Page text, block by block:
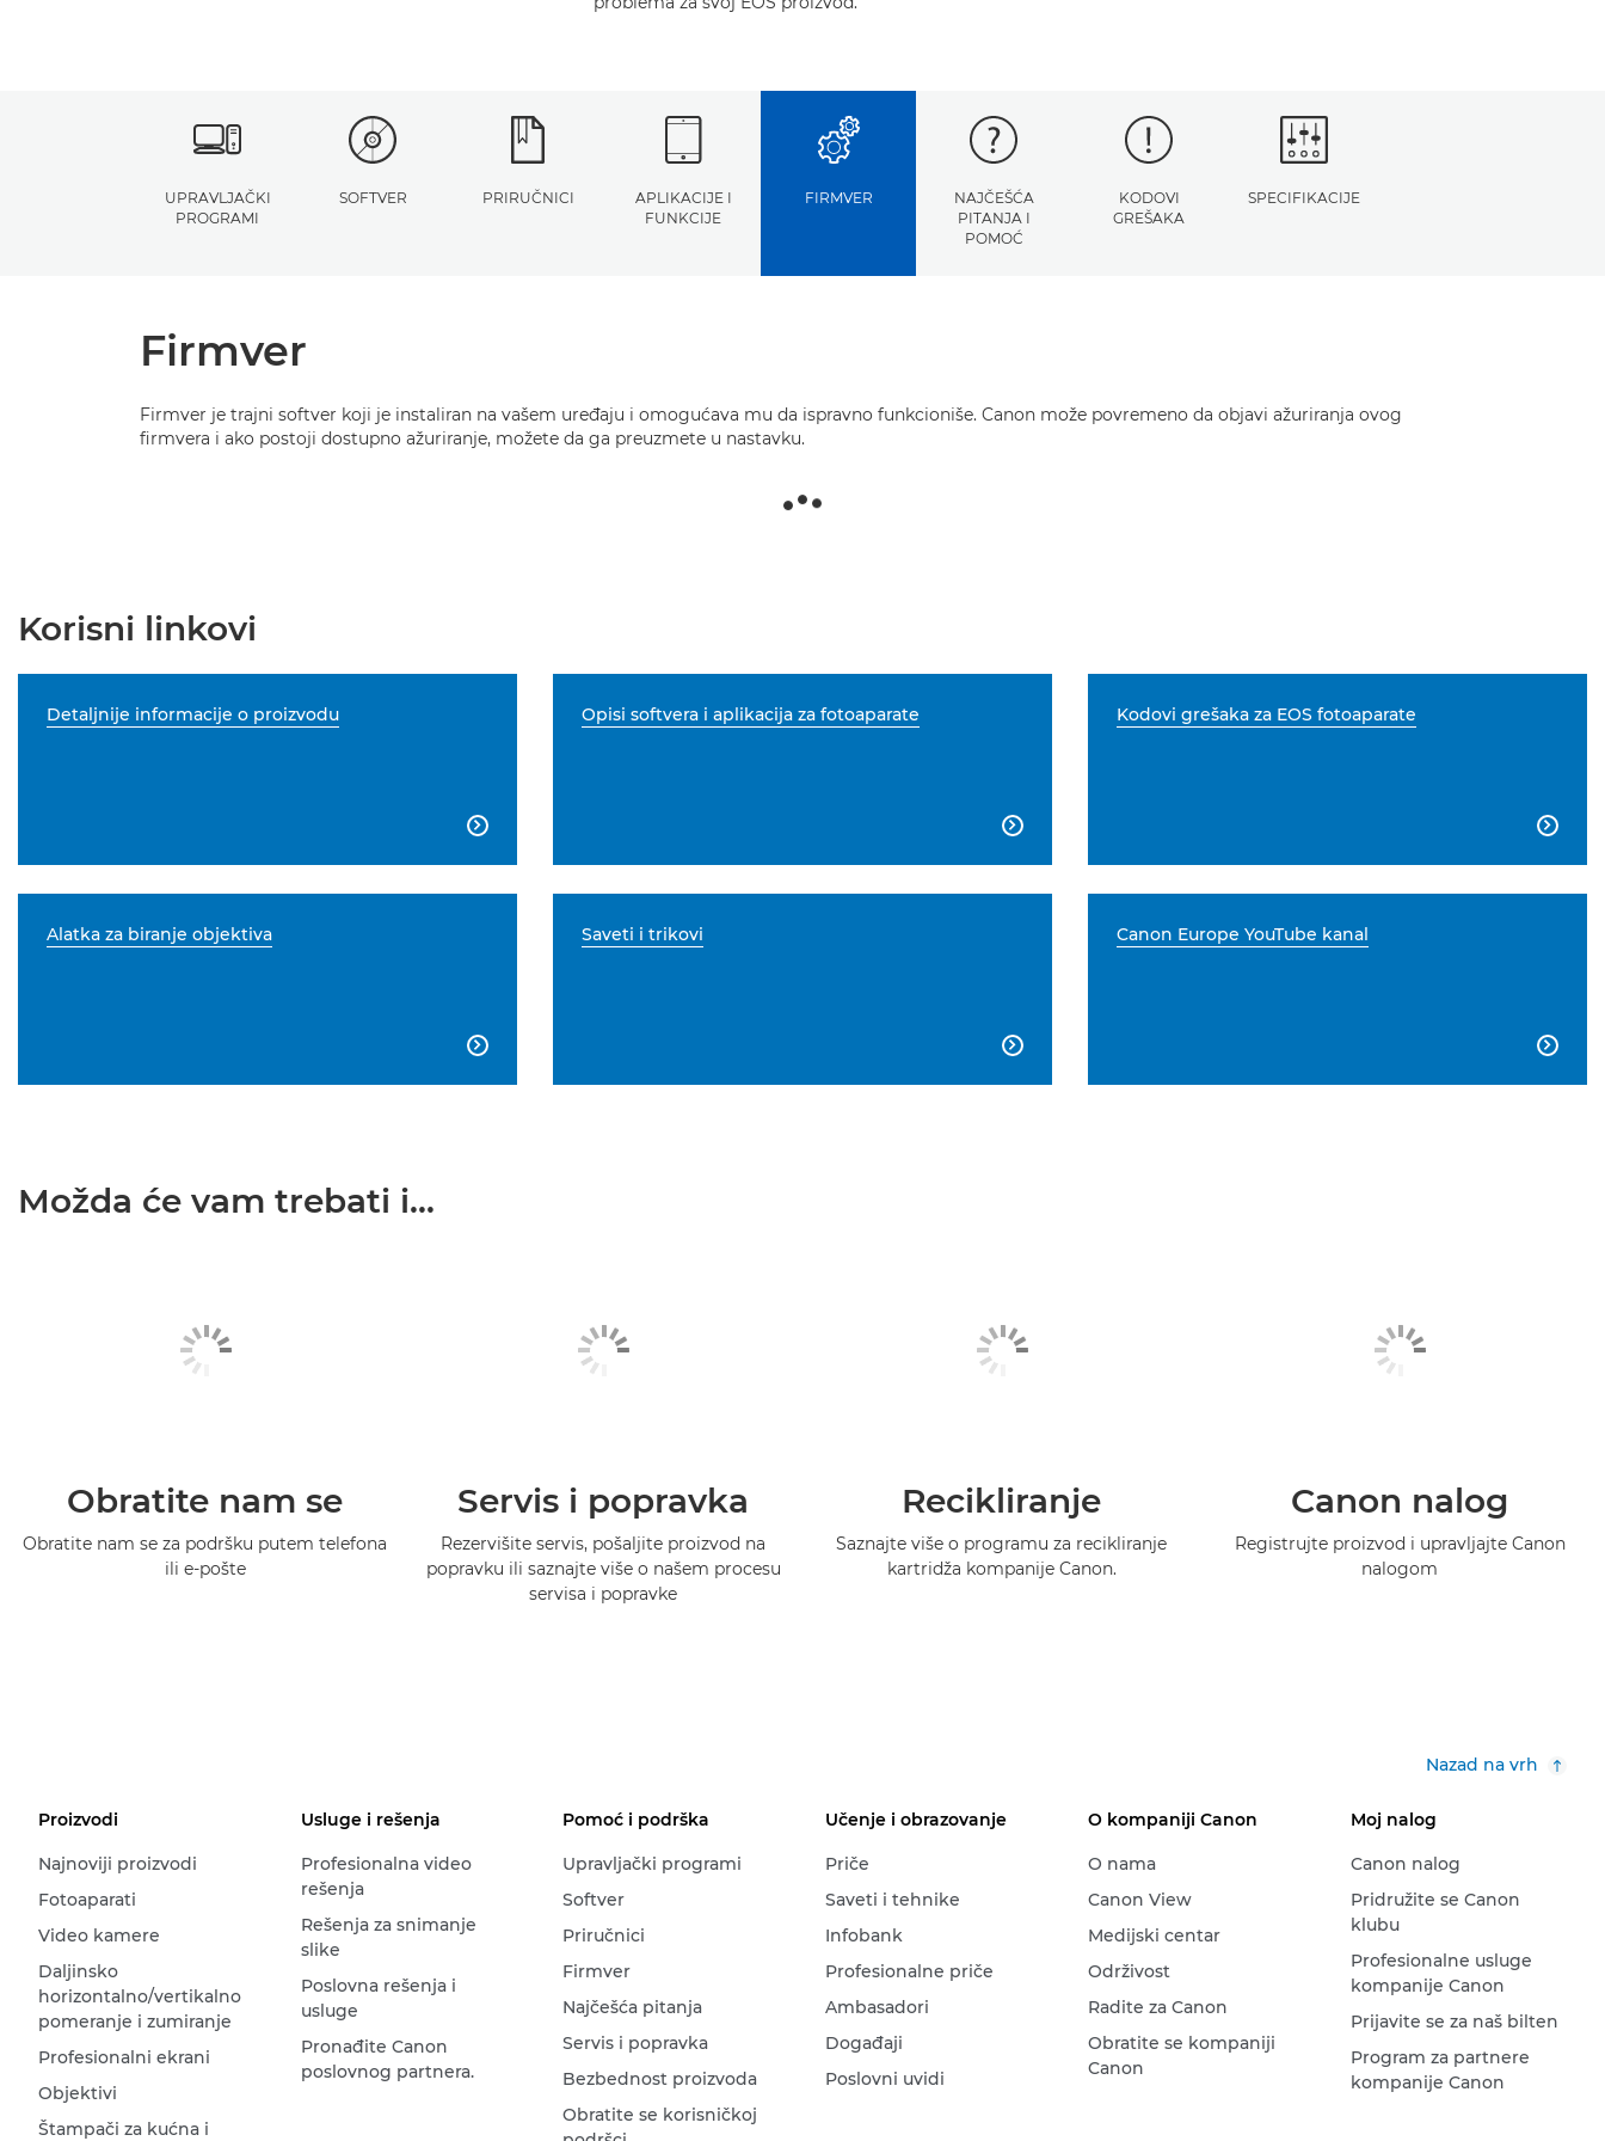
UPRAVLJAČKI
PROGRAMI
SOFTVER PRIRUČNICI
APLIKACIJE I
FUNKCIJE
FIRMVER
NAJČEŠĆA
PITANJA I
POMOĆ
KODOVI
GREŠAKA
SPECIFIKACIJE
Firmver
Firmver je trajni softver koji je instaliran na vašem uređaju i omogućava mu da ispravno funkcioniše. Canon može povremeno da objavi ažuriranja ovog
firmvera i ako postoji dostupno ažuriranje, možete da ga preuzmete u nastavku.
Korisni linkovi
Detaljnije informacije o proizvodu

Opisi softvera i aplikacija za fotoaparate

Kodovi grešaka za EOS fotoaparate

Alatka za biranje objektiva

Saveti i trikovi

Canon Europe YouTube kanal

Možda će vam trebati i...
Obratite nam se
Obratite nam se za podršku putem telefona
ili e-pošte
Servis i popravka
Rezervišite servis, pošaljite proizvod na
popravku ili saznajte više o našem procesu
servisa i popravke
Recikliranje
Saznajte više o programu za recikliranje
kartridža kompanije Canon.
Canon nalog
Registrujte proizvod i upravljajte Canon
nalogom
Nazad na vrh
Proizvodi
Najnoviji proizvodi
Fotoaparati
Video kamere
Daljinsko
horizontalno/vertikalno
pomeranje i zumiranje
Profesionalni ekrani
Objektivi
Štampači za kućna i
Usluge i rešenja
Profesionalna video
rešenja
Rešenja za snimanje
slike
Poslovna rešenja i
usluge
Pronađite Canon
poslovnog partnera.
Pomoć i podrška
Upravljački programi
Softver
Priručnici
Firmver
Najčešća pitanja
Servis i popravka
Bezbednost proizvoda
Obratite se korisničkoj
Učenje i obrazovanje
Priče
Saveti i tehnike
Infobank
Profesionalne priče
Ambasadori
Događaji
Poslovni uvidi
O kompaniji Canon
O nama
Canon View
Medijski centar
Održivost
Radite za Canon
Obratite se kompaniji
Canon
Moj nalog
Canon nalog
Pridružite se Canon
klubu
Profesionalne usluge
kompanije Canon
Prijavite se za naš bilten
Program za partnere
kompanije Canon